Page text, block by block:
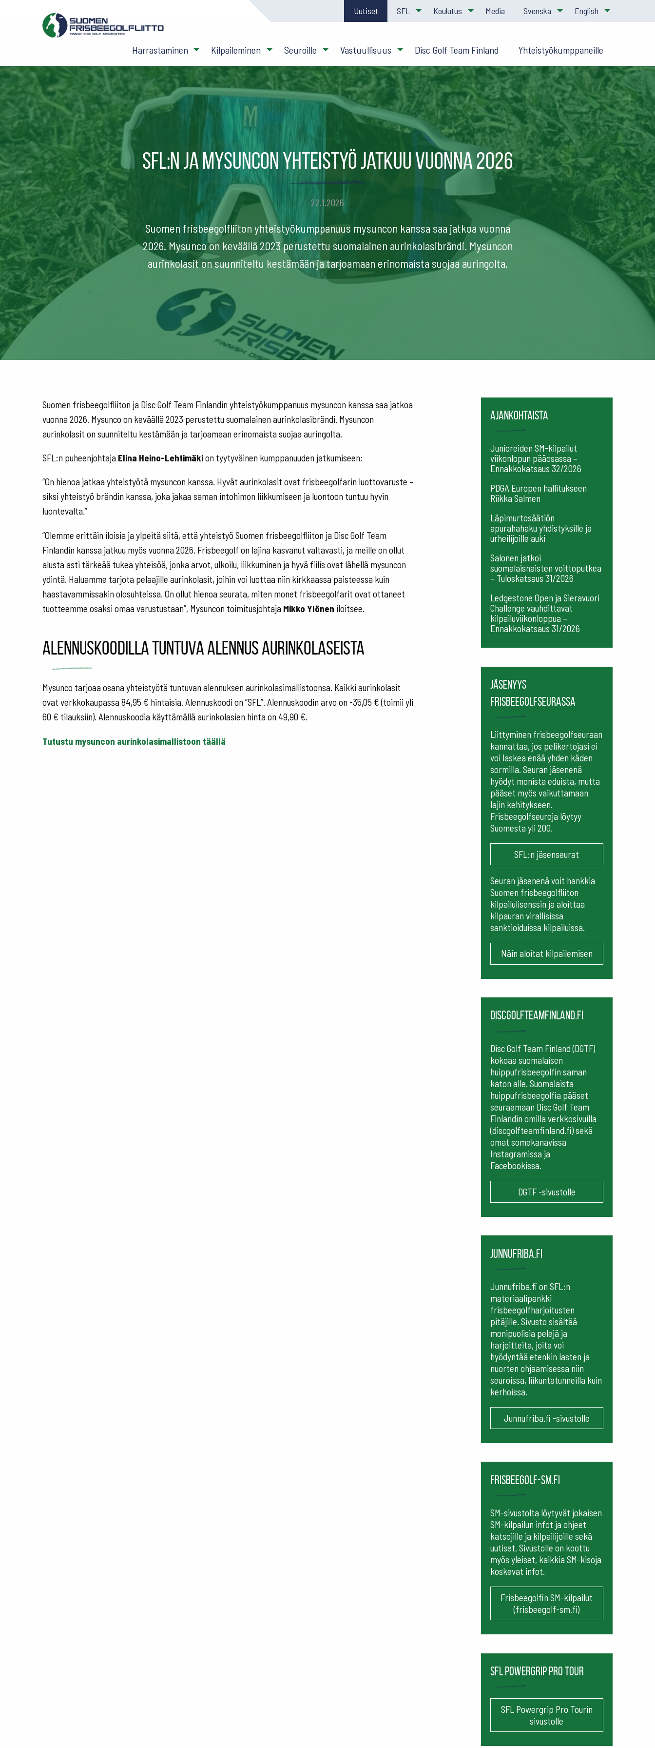
Uutiset SFL Koulutus Media Svenska English
Harrastaminen Kilpaileminen Seuroille Vastuullisuus Disc Golf Team Finland Yhteistyökumppaneille
SFL:n ja mysuncon yhteistyö jatkuu vuonna 2026
22.1.2026
Suomen frisbeegolfliiton yhteistyökumppanuus mysuncon kanssa saa jatkoa vuonna
2026. Mysunco on keväällä 2023 perustettu suomalainen aurinkolasibrändi. Mysuncon
aurinkolasit on suunniteltu kestämään ja tarjoamaan erinomaista suojaa auringolta.
Suomen frisbeegolfliiton ja Disc Golf Team Finlandin yhteistyökumppanuus mysuncon kanssa saa jatkoa
vuonna 2026. Mysunco on keväällä 2023 perustettu suomalainen aurinkolasibrändi. Mysuncon
aurinkolasit on suunniteltu kestämään ja tarjoamaan erinomaista suojaa auringolta.
SFL:n puheenjohtaja Elina Heino-Lehtimäkion tyytyväinen kumppanuuden jatkumiseen:
“On hienoa jatkaa yhteistyötä mysuncon kanssa. Hyvät aurinkolasit ovat frisbeegolfarin luottovaruste –
siksi yhteistyö brändin kanssa, joka jakaa saman intohimon liikkumiseen ja luontoon tuntuu hyvin
luontevalta.”
”Olemme erittäin iloisia ja ylpeitä siitä, että yhteistyö Suomen frisbeegolfliiton ja Disc Golf Team
Finlandin kanssa jatkuu myös vuonna 2026. Frisbeegolf on lajina kasvanut valtavasti, ja meille on ollut
alusta asti tärkeää tukea yhteisöä, jonka arvot, ulkoilu, liikkuminen ja hyvä fiilis ovat lähellä mysuncon
ydintä. Haluamme tarjota pelaajille aurinkolasit, joihin voi luottaa niin kirkkaassa paisteessa kuin
haastavammissakin olosuhteissa. On ollut hienoa seurata, miten monet frisbeegolfarit ovat ottaneet
tuotteemme osaksi omaa varustustaan”, Mysuncon toimitusjohtaja Mikko Ylönen iloitsee.
Alennuskoodilla tuntuva alennus aurinkolaseista
Mysunco tarjoaa osana yhteistyötä tuntuvan alennuksen aurinkolasimallistoonsa. Kaikki aurinkolasit
ovat verkkokaupassa 84,95 € hintaisia. Alennuskoodi on ”SFL”. Alennuskoodin arvo on -35,05 € (toimii yli
60 € tilauksiin). Alennuskoodia käyttämällä aurinkolasien hinta on 49,90 €.
Tutustu mysuncon aurinkolasimallistoon täällä
Ajankohtaista
Junioreiden SM-kilpailut
viikonlopun pääosassa –
Ennakkokatsaus 32/2026
PDGA Europen hallitukseen
Riikka Salmen
Läpimurtosäätiön
apurahahaku yhdistyksille ja
urheilijoille auki
Salonen jatkoi
suomalaisnaisten voittoputkea
– Tuloskatsaus 31/2026
Ledgestone Open ja Sieravuori
Challenge vauhdittavat
kilpailuviikonloppua –
Ennakkokatsaus 31/2026
Jäsenyys
frisbeegolfseurassa
Liittyminen frisbeegolfseuraan
kannattaa, jos pelikertojasi ei
voi laskea enää yhden käden
sormilla. Seuran jäsenenä
hyödyt monista eduista, mutta
pääset myös vaikuttamaan
lajin kehitykseen.
Frisbeegolfseuroja löytyy
Suomesta yli 200.
SFL:n jäsenseurat
Seuran jäsenenä voit hankkia
Suomen frisbeegolfliiton
kilpailulisenssin ja aloittaa
kilpauran virallisissa
sanktioiduissa kilpailuissa.
Näin aloitat kilpailemisen
Discgolfteamfinland.fi
Disc Golf Team Finland (DGTF)
kokoaa suomalaisen
huippufrisbeegolfin saman
katon alle. Suomalaista
huippufrisbeegolfia pääset
seuraamaan Disc Golf Team
Finlandin omilla verkkosivuilla
(discgolfteamfinland.fi) sekä
omat somekanavissa
Instagramissa ja
Facebookissa.
DGTF -sivustolle
Junnufriba.fi
Junnufriba.fi on SFL:n
materiaalipankki
frisbeegolfharjoitusten
pitäjille. Sivusto sisältää
monipuolisia pelejä ja
harjoitteita, joita voi
hyödyntää etenkin lasten ja
nuorten ohjaamisessa niin
seuroissa, liikuntatunneilla kuin
kerhoissa.
Junnufriba.fi -sivustolle
frisbeegolf-sm.fi
SM-sivustolta löytyvät jokaisen
SM-kilpailun infot ja ohjeet
katsojille ja kilpailijoille sekä
uutiset. Sivustolle on koottu
myös yleiset, kaikkia SM-kisoja
koskevat infot.
Frisbeegolfin SM-kilpailut
(frisbeegolf-sm.fi)
SFL Powergrip Pro Tour
SFL Powergrip Pro Tourin
sivustolle